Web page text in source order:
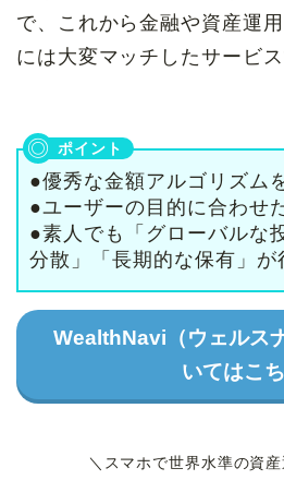
で、これから金融や資産運
には大変マッチしたサービス
●優秀な金額アルゴリズム
●ユーザーの目的に合わせ
●素人でも「グローバルな
分散」「長期的な保有」が
WealthNavi（ウェルス
いてはこ
＼スマホで世界水準の資